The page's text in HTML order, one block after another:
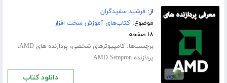
از:فرشید سفیدگران
موضوع:کتاب‌های آموزش سخت افزار
۱۸ صفحه
برچسب‌ها:کامپیوترهای شخصی، پردازنده های AMD ،
پردازنده AMD Sempron
دانلود کتاب